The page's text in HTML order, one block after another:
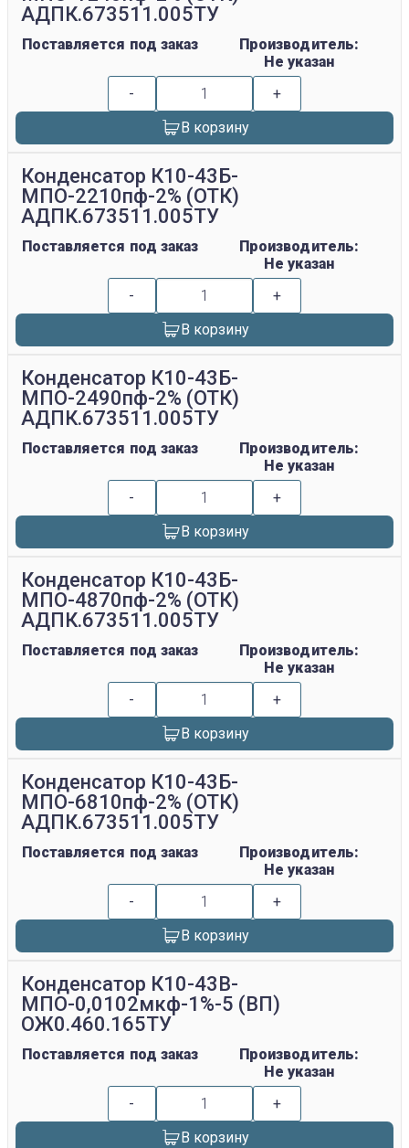
АДПК.673511.005ТУ
Поставляется под заказ
Производитель:
Не указан
-
+
В корзину
Конденсатор К10-43Б-
МПО-2210пф-2% (ОТК)
АДПК.673511.005ТУ
Поставляется под заказ
Производитель:
Не указан
-
+
В корзину
Конденсатор К10-43Б-
МПО-2490пф-2% (ОТК)
АДПК.673511.005ТУ
Поставляется под заказ
Производитель:
Не указан
-
+
В корзину
Конденсатор К10-43Б-
МПО-4870пф-2% (ОТК)
АДПК.673511.005ТУ
Поставляется под заказ
Производитель:
Не указан
-
+
В корзину
Конденсатор К10-43Б-
МПО-6810пф-2% (ОТК)
АДПК.673511.005ТУ
Поставляется под заказ
Производитель:
Не указан
-
+
В корзину
Конденсатор К10-43В-
МПО-0,0102мкф-1%-5 (ВП)
ОЖ0.460.165ТУ
Поставляется под заказ
Производитель:
Не указан
-
+
В корзину